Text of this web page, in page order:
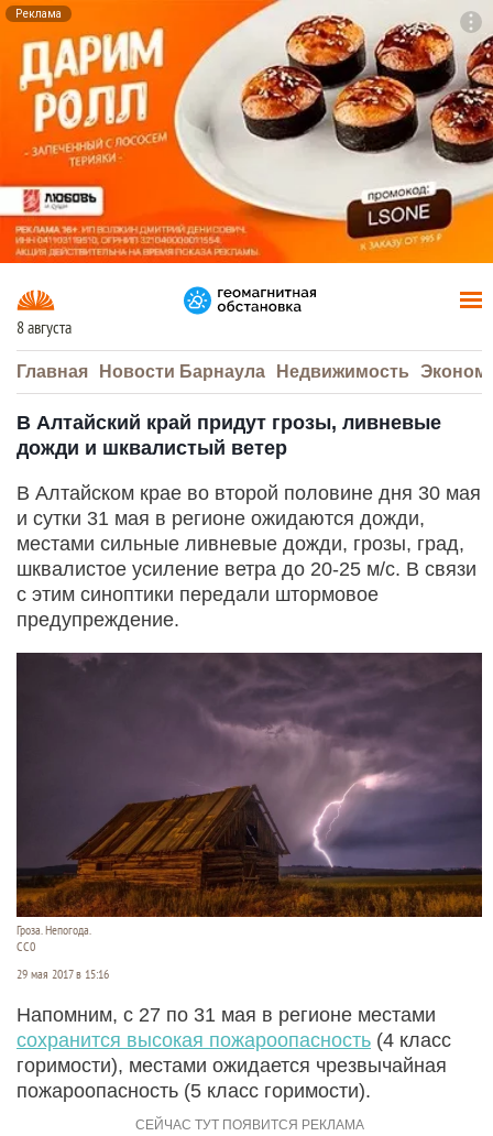
Реклама
8 августа
Главная Новости Барнаула Недвижимость
В Алтайский край придут грозы, ливневые
дожди и шквалистый ветер
В Алтайском крае во второй половине дня 30 мая
и сутки 31 мая в регионе ожидаются дожди,
местами сильные ливневые дожди, грозы, град,
шквалистое усиление ветра до 20-25 м/с. В связи
с этим синоптики передали штормовое
предупреждение.
Гроза. Непогода.
СС0
29 мая 2017 в 15:16
Напомним, с 27 по 31 мая в регионе местами
сохранится высокая пожароопасность (4 класс
горимости), местами ожидается чрезвычайная
пожароопасность (5 класс горимости).